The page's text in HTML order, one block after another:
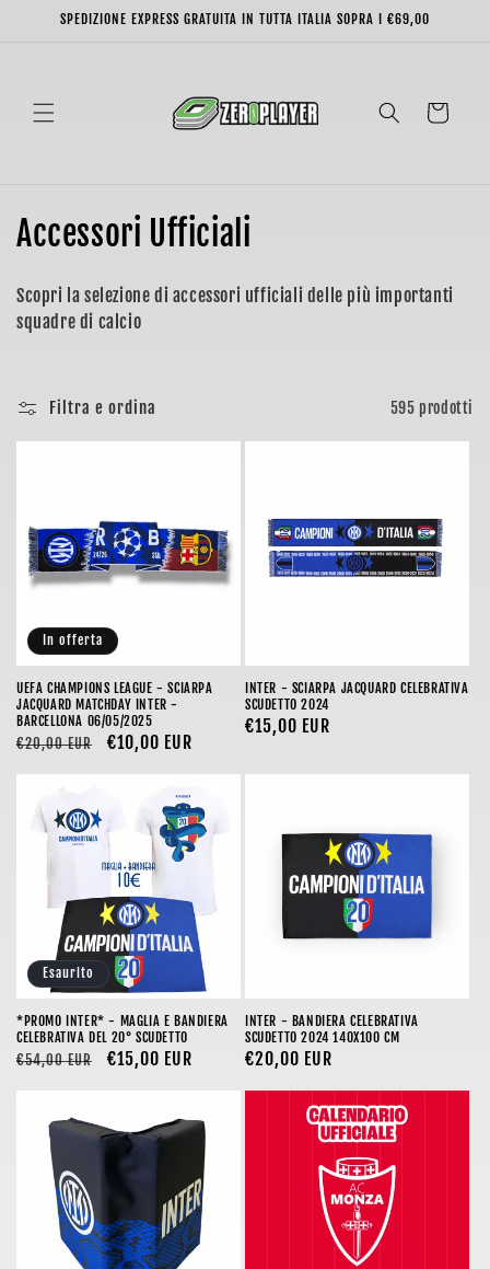
direttamente
SPEDIZIONE EXPRESS GRATUITA IN TUTTA ITALIA SOPRA I €69,00
Carrello
C
l
e
z
o
n
:
Accessori Ufficiali
Scopri la selezione di accessori ufficiali delle più importanti
squadre di calcio
Filtra e ordina 595 prodotti
In offerta
UEFA CHAMPIONS LEAGUE - SCIARPA
JACQUARD MATCHDAY INTER -
BARCELLONA 06/05/2025
Prezzo
€20,00 EUR
Prezzo
€10,00 EUR
INTER - SCIARPA JACQUARD CELEBRATIVA
SCUDETTO 2024
Prezzo
listino
€15,00 EUR
Esaurito
*PROMO INTER* - MAGLIA E BANDIERA
CELEBRATIVA DEL 20° SCUDETTO
Prezzo
€54,00 EUR
Prezzo
€15,00 EUR
INTER - BANDIERA CELEBRATIVA
SCUDETTO 2024 140X100 CM
Prezzo
€20,00 EUR